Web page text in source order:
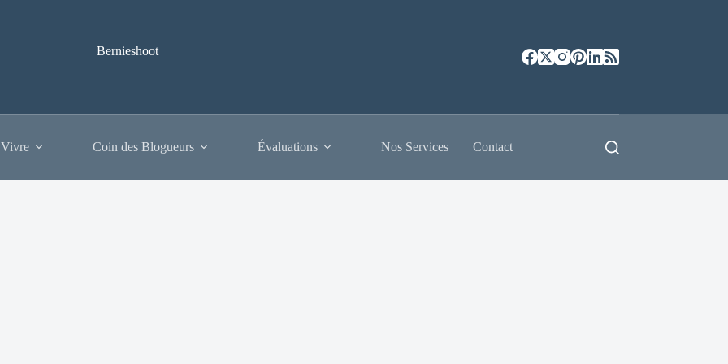
Bernieshoot
Coin des Blogueurs Évaluations Nos Services Contact